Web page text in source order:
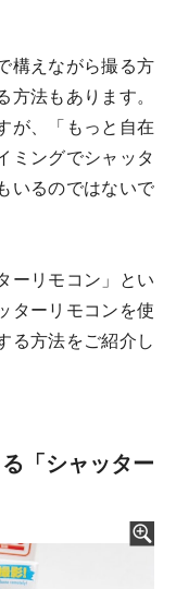
構えながら撮る方
法もあります。
が、「もっと自在
ミングでシャッタ
いるのではないで
ーリモコン」とい
ターリモコンを使
る方法をご紹介し
「シャッター